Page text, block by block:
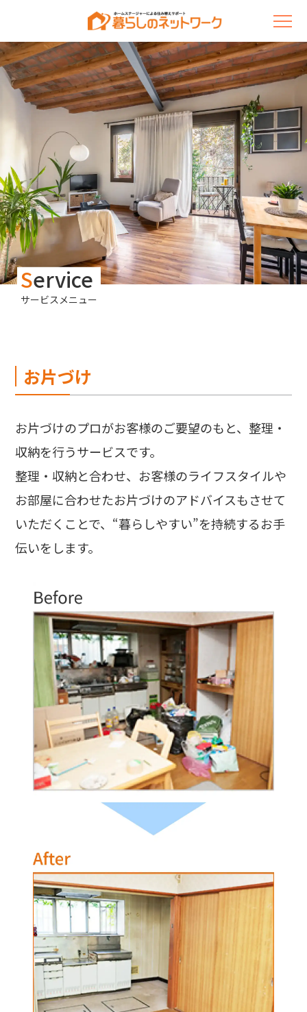
Service
サービスメニュー
お片づけ
お片づけのプロがお客様のご要望のもと、整理・
収納を行うサービスです。
整理・収納と合わせ、お客様のライフスタイルや
お部屋に合わせたお片づけのアドバイスもさせて
いただくことで、“暮らしやすい”を持続するお手
伝いをします。